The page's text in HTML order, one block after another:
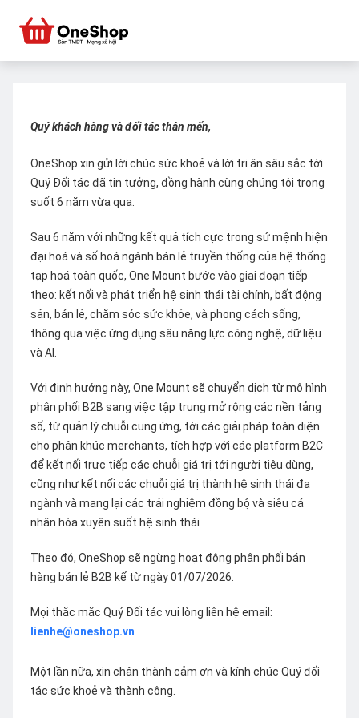
Quý khách hàng và đối tác thân mến,
OneShop xin gửi lời chúc sức khoẻ và lời tri ân sâu sắc tới
Quý Đối tác đã tin tưởng, đồng hành cùng chúng tôi trong
suốt 6 năm vừa qua.
Sau 6 năm với những kết quả tích cực trong sứ mệnh hiện
đại hoá và số hoá ngành bán lẻ truyền thống của hệ thống
tạp hoá toàn quốc, One Mount bước vào giai đoạn tiếp
theo: kết nối và phát triển hệ sinh thái tài chính, bất động
sản, bán lẻ, chăm sóc sức khỏe, và phong cách sống,
thông qua việc ứng dụng sâu năng lực công nghệ, dữ liệu
và AI.
Với định hướng này, One Mount sẽ chuyển dịch từ mô hình
phân phối B2B sang việc tập trung mở rộng các nền tảng
số, từ quản lý chuỗi cung ứng, tới các giải pháp toàn diện
cho phân khúc merchants, tích hợp với các platform B2C
để kết nối trực tiếp các chuỗi giá trị tới người tiêu dùng,
cũng như kết nối các chuỗi giá trị thành hệ sinh thái đa
ngành và mang lại các trải nghiệm đồng bộ và siêu cá
nhân hóa xuyên suốt hệ sinh thái
Theo đó, OneShop sẽ ngừng hoạt động phân phối bán
hàng bán lẻ B2B kể từ ngày 01/07/2026.
Mọi thắc mắc Quý Đối tác vui lòng liên hệ email:
lienhe@oneshop.vn
Một lần nữa, xin chân thành cảm ơn và kính chúc Quý đối
tác sức khoẻ và thành công.